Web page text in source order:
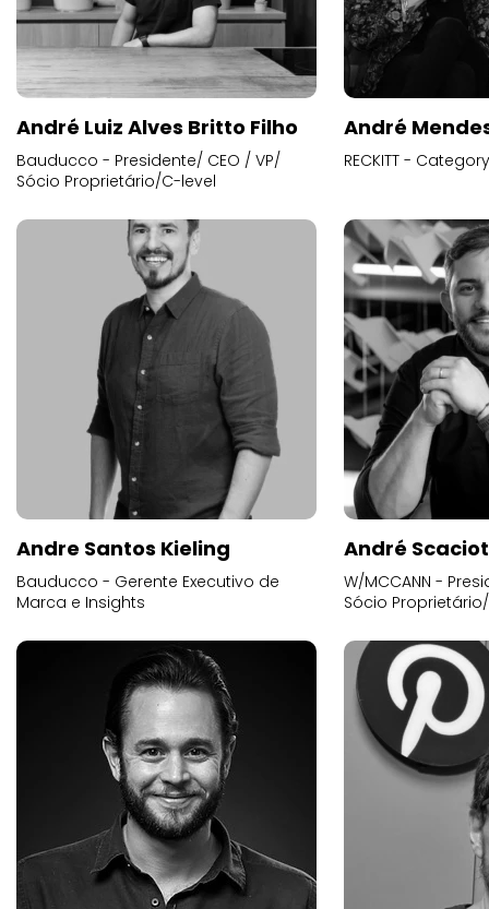
André Luiz Alves Britto Filho
Bauducco - Presidente/ CEO / VP/
Sócio Proprietário/C-level
André
RECKITT -
Andre Santos Kieling
Bauducco - Gerente Executivo de
Marca e Insights
André
W/MCCANN -
Sócio